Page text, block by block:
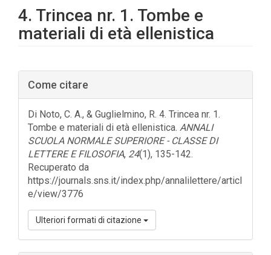
4. Trincea nr. 1. Tombe e
materiali di età ellenistica
Barra
laterale
dell'articolo
Come citare
Di Noto, C. A., & Guglielmino, R. 4. Trincea nr. 1.
Tombe e materiali di età ellenistica. ANNALI
SCUOLA NORMALE SUPERIORE - CLASSE DI
LETTERE E FILOSOFIA, 24(1), 135-142.
Recuperato da
https://journals.sns.it/index.php/annalilettere/articl
e/view/3776
Ulteriori formati di citazione